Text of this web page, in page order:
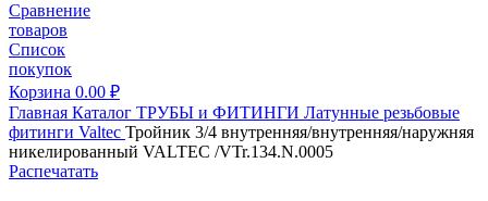
Сравнение
товаров
Список
покупок
Корзина 0.00 ₽
Главная Каталог ТРУБЫ и ФИТИНГИ Латунные резьбовые
фитинги Valtec Тройник 3/4 внутренняя/внутренняя/наружняя
никелированный VALTEC /VTr.134.N.0005
Распечатать